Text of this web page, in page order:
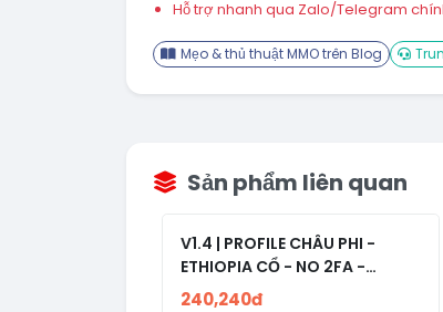
Hỗ trợ nhanh qua Zalo/Telegram
Mẹo & thủ thuật MMO trên Blog
Sản phẩm liên quan
V1.4 | PROFILE CHÂU PHI -
ETHIOPIA CỔ - NO 2FA -
RANDOM BẠN BÈ
240,240đ